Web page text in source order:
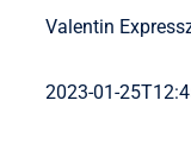
Valentin
2023-01-